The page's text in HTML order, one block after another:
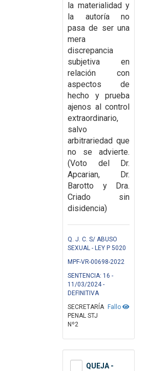
la materialidad y
la autoría no
pasa de ser una
mera
discrepancia
subjetiva en
relación con
aspectos de
hecho y prueba
ajenos al control
extraordinario,
salvo
arbitrariedad que
no se advierte.
(Voto del Dr.
Apcarian, Dr.
Barotto y Dra.
Criado sin
disidencia)
Q. J. C. S/ ABUSO
SEXUAL - LEY P 5020
MPF-VR-00698-2022
SENTENCIA: 16 -
11/03/2024 -
DEFINITIVA
Fallo
SECRETARÍA
PENAL STJ
Nº2
QUEJA -